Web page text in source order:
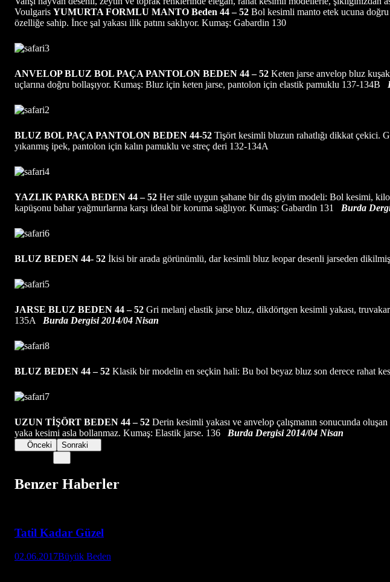
Voulgaris YUMURTA FORMLU MANTO Beden 44 – 52 Bol kesimli manto etek ucuna
özelliğe sahip. İnce şal yakası ilik patını saklıyor. Kumaş: Gabardin 130
ANVELOP BLUZ BOL PAÇA PANTOLON BEDEN 44 – 52 Keten jarse anvelop bluz
uçlarına doğru bollaşıyor. Kumaş: Bluz için keten jarse, pantolon için elastik pamuklu 137-134B
BLUZ BOL PAÇA PANTOLON BEDEN 44-52 Tişört kesimli bluzun rahatlığı dikkat çekici.
yıkanmış ipek, pantolon için kalın pamuklu ve streç deri 132-134A
YAZLIK PARKA BEDEN 44 – 52 Her stile uygun şahane bir dış giyim modeli: Bol kesimi,
kapüşonu bahar yağmurlarına karşı ideal bir koruma sağlıyor. Kumaş: Gabardin 131 Burda
BLUZ BEDEN 44- 52 İkisi bir arada görünümlü, dar kesimli bluz leopar desenli jarseden
JARSE BLUZ BEDEN 44 – 52 Gri melanj elastik jarse bluz, dikdörtgen kesimli yakası,
135A Burda Dergisi 2014/04 Nisan
BLUZ BEDEN 44 – 52 Klasik bir modelin en seçkin hali: Bu bol beyaz bluz son derece rahat
UZUN TİŞÖRT BEDEN 44 – 52 Derin kesimli yakası ve anvelop çalışmanın sonucunda
yaka kesimi asla bollanmaz. Kumaş: Elastik jarse. 136 Burda Dergisi 2014/04 Nisan
Önceki Sonraki
Benzer Haberler
Tatil Kadar Güzel
02.06.2017Büyük Beden